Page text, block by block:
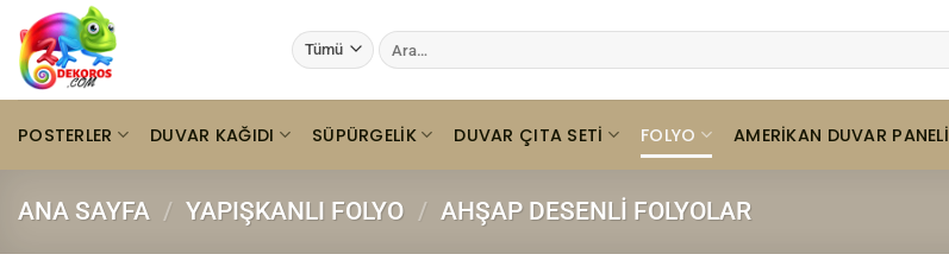
İçeriğe
atla
Ara:
POSTERLER DUVAR KAĞIDI SÜPÜRGELIK DUVAR ÇITA SETI FOLYO AMERIKAN DUVAR PANELI
ANA SAYFA / YAPIŞKANLI FOLYO / AHŞAP DESENLI FOLYOLAR